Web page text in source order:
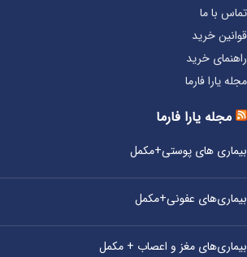
تماس با ما
قوانین خرید
راهنمای خرید
مجله یارا فارما
مجله یارا فارما
بیماری‌ های پوستی+مکمل
بیماری‌های عفونی+مکمل
بیماری‌های مغز و اعصاب + مکمل